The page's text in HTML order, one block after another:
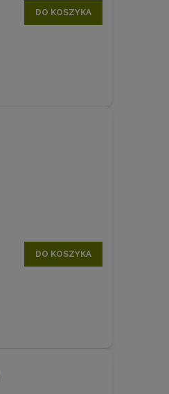
DO KOSZYKA
DO KOSZYKA